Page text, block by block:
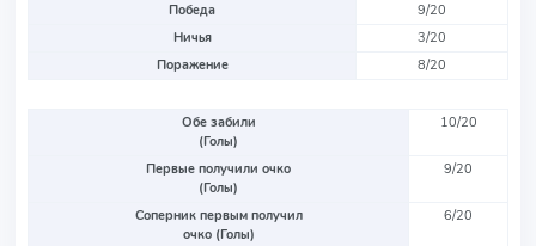
Победа
9/20
Ничья
3/20
Поражение
8/20
Обе забили
(Голы)
10/20
Первые получили очко
(Голы)
9/20
Соперник первым получил
очко (Голы)
6/20